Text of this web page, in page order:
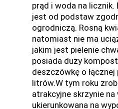
prąd i woda na licznik.
jest od podstaw
ogrodniczą. Rosną
natomiast nie ma
jakim jest pielenie
posiada duży
deszczówkę o
litrów.W tym roku
atrakcyjne skrzynie na
ukierunkowana na